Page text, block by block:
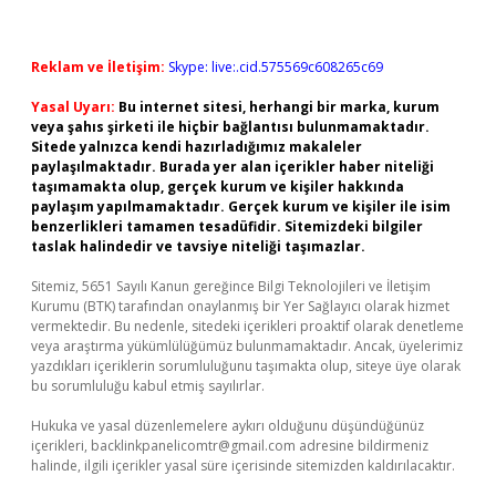
Reklam ve İletişim: Skype: live:.cid.575569c608265c69
Yasal Uyarı: Bu internet sitesi, herhangi bir marka, kurum
veya şahıs şirketi ile hiçbir bağlantısı bulunmamaktadır.
Sitede yalnızca kendi hazırladığımız makaleler
paylaşılmaktadır. Burada yer alan içerikler haber niteliği
taşımamakta olup, gerçek kurum ve kişiler hakkında
paylaşım yapılmamaktadır. Gerçek kurum ve kişiler ile isim
benzerlikleri tamamen tesadüfidir. Sitemizdeki bilgiler
taslak halindedir ve tavsiye niteliği taşımazlar.
Sitemiz, 5651 Sayılı Kanun gereğince Bilgi Teknolojileri ve İletişim
Kurumu (BTK) tarafından onaylanmış bir Yer Sağlayıcı olarak hizmet
vermektedir. Bu nedenle, sitedeki içerikleri proaktif olarak denetleme
veya araştırma yükümlülüğümüz bulunmamaktadır. Ancak, üyelerimiz
yazdıkları içeriklerin sorumluluğunu taşımakta olup, siteye üye olarak
bu sorumluluğu kabul etmiş sayılırlar.
Hukuka ve yasal düzenlemelere aykırı olduğunu düşündüğünüz
içerikleri, backlinkpanelicomtr@gmail.com adresine bildirmeniz
halinde, ilgili içerikler yasal süre içerisinde sitemizden kaldırılacaktır.